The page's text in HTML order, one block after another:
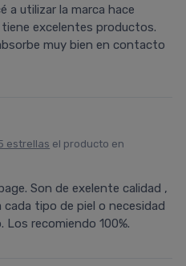
a utilizar la marca hace
excelentes productos.
muy bien en contacto
estrellas el producto en
Son de exelente calidad ,
tipo de piel o necesidad
Los recomiendo 100%.